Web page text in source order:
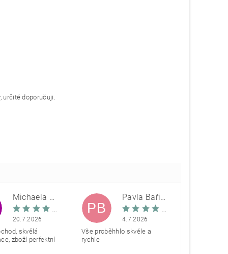
doporučuji.
Michaela Škovranová
20.7.2026
skvělá
zboží perfektní
PB
Pavla Bařinová
4.7.2026
Vše proběhhlo skvěle a
rychle